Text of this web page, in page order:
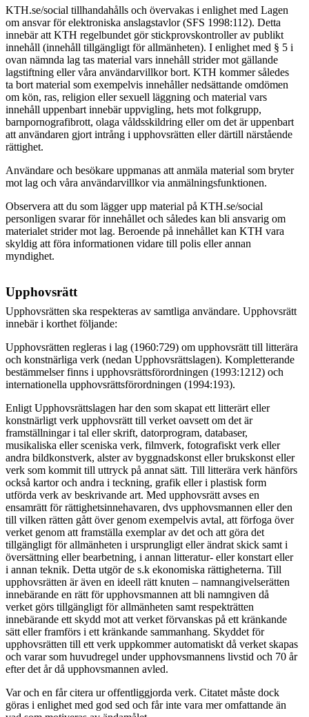
KTH.se/social tillhandahålls och övervakas i enlighet med Lagen
om ansvar för elektroniska anslagstavlor (SFS 1998:112). Detta
innebär att KTH regelbundet gör stickprovskontroller av publikt
innehåll (innehåll tillgängligt för allmänheten). I enlighet med § 5 i
ovan nämnda lag tas material vars innehåll strider mot gällande
lagstiftning eller våra användarvillkor bort. KTH kommer således
ta bort material som exempelvis innehåller nedsättande omdömen
om kön, ras, religion eller sexuell läggning och material vars
innehåll uppenbart innebär uppvigling, hets mot folkgrupp,
barnpornografibrott, olaga våldsskildring eller om det är uppenbart
att användaren gjort intrång i upphovsrätten eller därtill närstående
rättighet.
Användare och besökare uppmanas att anmäla material som bryter
mot lag och våra användarvillkor via anmälningsfunktionen.
Observera att du som lägger upp material på KTH.se/social
personligen svarar för innehållet och således kan bli ansvarig om
materialet strider mot lag. Beroende på innehållet kan KTH vara
skyldig att föra informationen vidare till polis eller annan
myndighet.
Upphovsrätt
Upphovsrätten ska respekteras av samtliga användare. Upphovsrätt
innebär i korthet följande:
Upphovsrätten regleras i lag (1960:729) om upphovsrätt till litterära
och konstnärliga verk (nedan Upphovsrättslagen). Kompletterande
bestämmelser finns i upphovsrättsförordningen (1993:1212) och
internationella upphovsrättsförordningen (1994:193).
Enligt Upphovsrättslagen har den som skapat ett litterärt eller
konstnärligt verk upphovsrätt till verket oavsett om det är
framställningar i tal eller skrift, datorprogram, databaser,
musikaliska eller sceniska verk, filmverk, fotografiskt verk eller
andra bildkonstverk, alster av byggnadskonst eller brukskonst eller
verk som kommit till uttryck på annat sätt. Till litterära verk hänförs
också kartor och andra i teckning, grafik eller i plastisk form
utförda verk av beskrivande art. Med upphovsrätt avses en
ensamrätt för rättighetsinnehavaren, dvs upphovsmannen eller den
till vilken rätten gått över genom exempelvis avtal, att förfoga över
verket genom att framställa exemplar av det och att göra det
tillgängligt för allmänheten i ursprungligt eller ändrat skick samt i
översättning eller bearbetning, i annan litteratur- eller konstart eller
i annan teknik. Detta utgör de s.k ekonomiska rättigheterna. Till
upphovsrätten är även en ideell rätt knuten – namnangivelserätten
innebärande en rätt för upphovsmannen att bli namngiven då
verket görs tillgängligt för allmänheten samt respekträtten
innebärande ett skydd mot att verket förvanskas på ett kränkande
sätt eller framförs i ett kränkande sammanhang. Skyddet för
upphovsrätten till ett verk uppkommer automatiskt då verket skapas
och varar som huvudregel under upphovsmannens livstid och 70 år
efter det år då upphovsmannen avled.
Var och en får citera ur offentliggjorda verk. Citatet måste dock
göras i enlighet med god sed och får inte vara mer omfattande än